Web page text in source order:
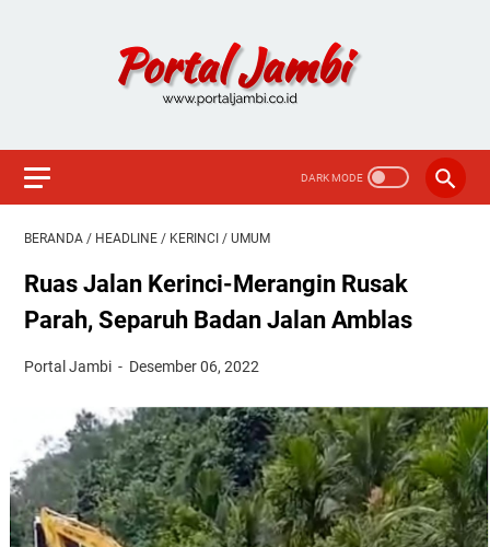
BERANDA / HEADLINE / KERINCI / UMUM
Ruas Jalan Kerinci-Merangin Rusak
Parah, Separuh Badan Jalan Amblas
Portal Jambi Desember 06, 2022